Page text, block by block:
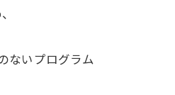
ないプログラム